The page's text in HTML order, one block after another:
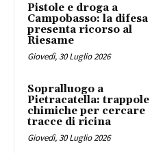
Pistole e droga a
Campobasso: la difesa
presenta ricorso al
Riesame
Giovedì, 30 Luglio 2026
Sopralluogo a
Pietracatella: trappole
chimiche per cercare
tracce di ricina
Giovedì, 30 Luglio 2026